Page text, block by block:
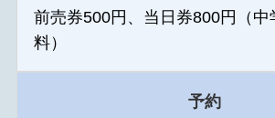
前売券500円、当日券800円（中
料）
予約